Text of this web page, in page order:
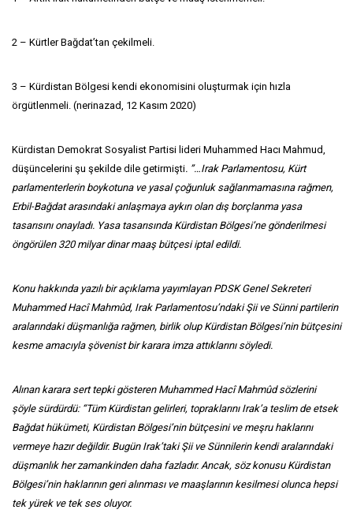
2 – Kürtler Bağdat’tan çekilmeli.
3 – Kürdistan Bölgesi kendi ekonomisini oluşturmak için hızla
örgütlenmeli. (nerinazad, 12 Kasım 2020)
Kürdistan Demokrat Sosyalist Partisi lideri Muhammed Hacı Mahmud,
düşüncelerini şu şekilde dile getirmişti. ”…Irak Parlamentosu, Kürt
parlamenterlerin boykotuna ve yasal çoğunluk sağlanmamasına rağmen,
Erbil-Bağdat arasındaki anlaşmaya aykırı olan dış borçlanma yasa
tasarısını onayladı. Yasa tasarısında Kürdistan Bölgesi’ne gönderilmesi
öngörülen 320 milyar dinar maaş bütçesi iptal edildi.
Konu hakkında yazılı bir açıklama yayımlayan PDSK Genel Sekreteri
Muhammed Hacî Mahmûd, Irak Parlamentosu’ndaki Şii ve Sünni partilerin
aralarındaki düşmanlığa rağmen, birlik olup Kürdistan Bölgesi’nin bütçesini
kesme amacıyla şövenist bir karara imza attıklarını söyledi.
Alınan karara sert tepki gösteren Muhammed Hacî Mahmûd sözlerini
şöyle sürdürdü: “Tüm Kürdistan gelirleri, topraklarını Irak’a teslim de etsek
Bağdat hükümeti, Kürdistan Bölgesi’nin bütçesini ve meşru haklarını
vermeye hazır değildir. Bugün Irak’taki Şii ve Sünnilerin kendi aralarındaki
düşmanlık her zamankinden daha fazladır. Ancak, söz konusu Kürdistan
Bölgesi’nin haklarının geri alınması ve maaşlarının kesilmesi olunca hepsi
tek yürek ve tek ses oluyor.